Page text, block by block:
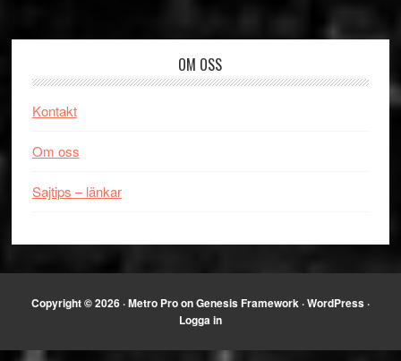
OM OSS
Kontakt
Om oss
Sajtips – länkar
Copyright © 2026 ·Metro ProonGenesis Framework ·WordPress ·
Logga in